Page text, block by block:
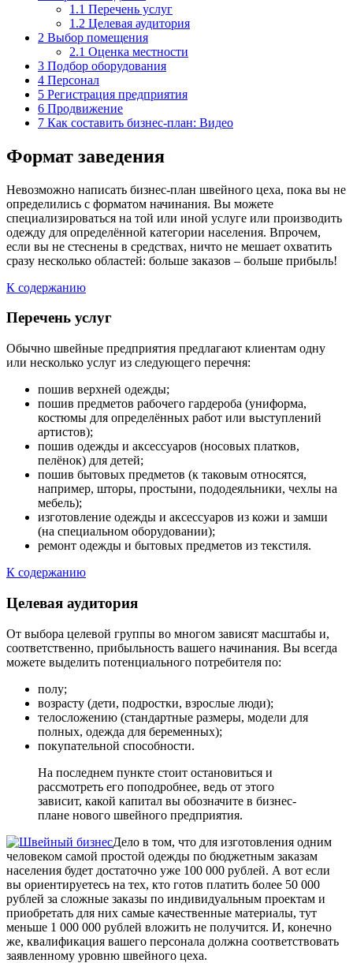
1.1 Перечень услуг
1.2 Целевая аудитория
2 Выбор помещения
2.1 Оценка местности
3 Подбор оборудования
4 Персонал
5 Регистрация предприятия
6 Продвижение
7 Как составить бизнес-план: Видео
Формат заведения
Невозможно написать бизнес-план швейного цеха, пока вы не
определились с форматом начинания. Вы можете
специализироваться на той или иной услуге или производить
одежду для определённой категории населения. Впрочем,
если вы не стеснены в средствах, ничто не мешает охватить
сразу несколько областей: больше заказов – больше прибыль!
К содержанию
Перечень услуг
Обычно швейные предприятия предлагают клиентам одну
или несколько услуг из следующего перечня:
пошив верхней одежды;
пошив предметов рабочего гардероба (униформа,
костюмы для определённых работ или выступлений
артистов);
пошив одежды и аксессуаров (носовых платков,
пелёнок) для детей;
пошив бытовых предметов (к таковым относятся,
например, шторы, простыни, пододеяльники, чехлы на
мебель);
изготовление одежды и аксессуаров из кожи и замши
(на специальном оборудовании);
ремонт одежды и бытовых предметов из текстиля.
К содержанию
Целевая аудитория
От выбора целевой группы во многом зависят масштабы и,
соответственно, прибыльность вашего начинания. Вы всегда
можете выделить потенциального потребителя по:
полу;
возрасту (дети, подростки, взрослые люди);
телосложению (стандартные размеры, модели для
полных, одежда для беременных);
покупательной способности.
На последнем пункте стоит остановиться и
рассмотреть его поподробнее, ведь от этого
зависит, какой капитал вы обозначите в бизнес-
плане нового швейного предприятия.
Дело в том, что для изготовления одним
человеком самой простой одежды по бюджетным заказам
населения будет достаточно уже 100 000 рублей. А вот если
вы ориентируетесь на тех, кто готов платить более 50 000
рублей за сложные заказы по индивидуальным проектам и
приобретать для них самые качественные материалы, тут
меньше 1 000 000 рублей вложить не получится. И, конечно
же, квалификация вашего персонала должна соответствовать
заявленному уровню швейного цеха.